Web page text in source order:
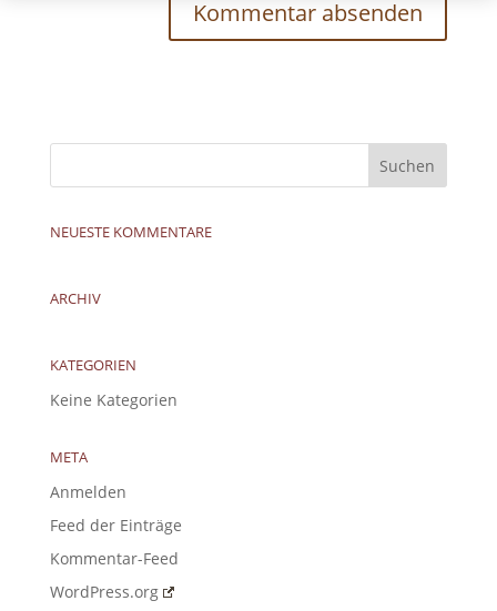
NEUESTE KOMMENTARE
ARCHIV
KATEGORIEN
Keine Kategorien
META
Anmelden
Feed der Einträge
Kommentar-Feed
WordPress.org